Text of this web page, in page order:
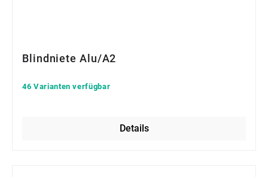
Blindniete Alu/A2
46 Varianten verfügbar
Details